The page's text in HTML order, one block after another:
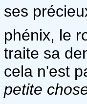
ses
phénix, le
traite sa
cela n'est
petite